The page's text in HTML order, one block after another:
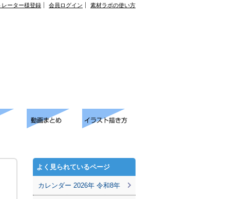
レーター様登録 会員ログイン 素材ラボの使い方
よく見られているページ
カレンダー 2026年 令和8年